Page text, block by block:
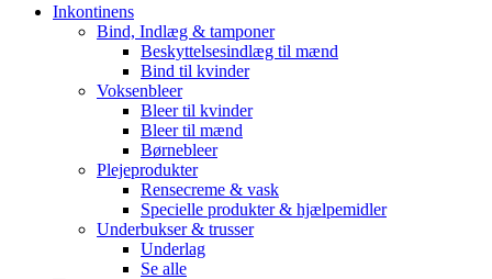
Inkontinens
Bind, Indlæg & tamponer
Beskyttelsesindlæg til mænd
Bind til kvinder
Voksenbleer
Bleer til kvinder
Bleer til mænd
Børnebleer
Plejeprodukter
Rensecreme & vask
Specielle produkter & hjælpemidler
Underbukser & trusser
Underlag
Se alle